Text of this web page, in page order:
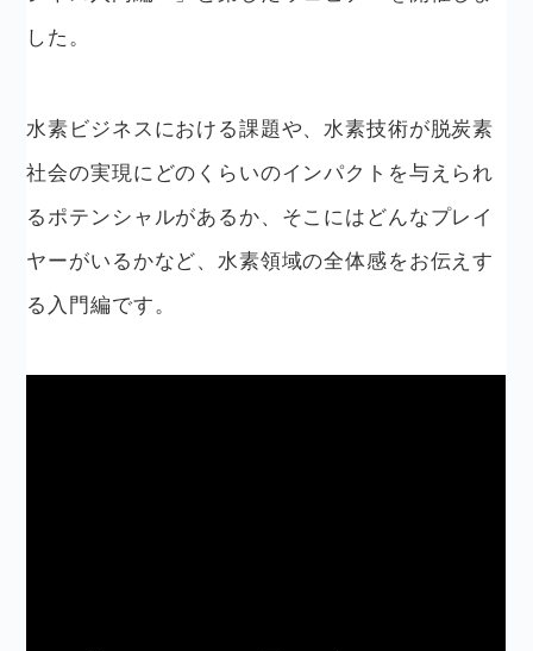
した。
水素ビジネスにおける課題や、水素技術が脱炭素
社会の実現にどのくらいのインパクトを与えられ
るポテンシャルがあるか、そこにはどんなプレイ
ヤーがいるかなど、水素領域の全体感をお伝えす
る入門編です。